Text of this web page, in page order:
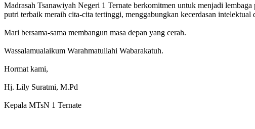
Madrasah Tsanawiyah Negeri 1 Ternate berkomitmen untuk menjadi
putri terbaik meraih cita-cita tertinggi, menggabungkan kecerdasan intelektual
​Mari bersama-sama membangun masa depan yang cerah.
​Wassalamualaikum Warahmatullahi Wabarakatuh.
​Hormat kami,
Hj. Lily Suratmi, M.Pd
Kepala MTsN 1 Ternate